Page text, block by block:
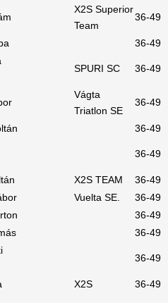
X2S Superior
Team
36-49
36-49
SPURI SC 36-49
Vágta
Triatlon SE
36-49
36-49
36-49
X2S TEAM
36-49
Vuelta SE.
36-49
36-49
36-49
36-49
X2S
36-49